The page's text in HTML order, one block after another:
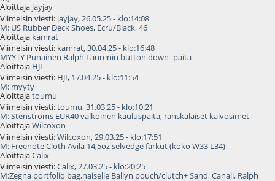
Aloittaja jayjay
Viimeisin viesti: jayjay, 26.05.25 - klo:14:08
M: US Rubber Deck Shoes, Ecru/Black, 46
Aloittaja kamrat
Viimeisin viesti: kamrat,30.04.25 - klo:16:48
MYYTY Punainen Ralph Laurenin button down -paita
Aloittaja HJI
Viimeisin viesti: HJI, 17.04.25 - klo:11:54
M: myyty
Aloittajatoumu
Viimeisin viesti:toumu,31.03.25 - klo:10:21
M: Stenströms EUR40 valkoinen kauluspaita, ranskalaiset kalvosimet
AloittajaWilcoxon
Viimeisin viesti:Wilcoxon, 29.03.25 - klo:17:51
M: Freenote Cloth Avila 14,5oz selvedge farkut (koko W33 L34)
AloittajaCalix
Viimeisin viesti:Calix,27.03.25 - klo:20:25
M:Zegna portfolio bag,naiselle Ballyn pouch/clutch+ Sand, Canali, Ralph